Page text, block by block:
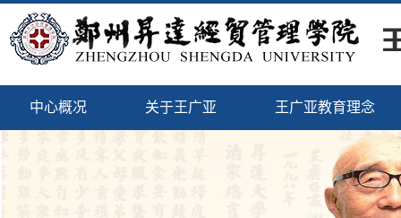
中心概况 关于王广亚 王广亚教育理念